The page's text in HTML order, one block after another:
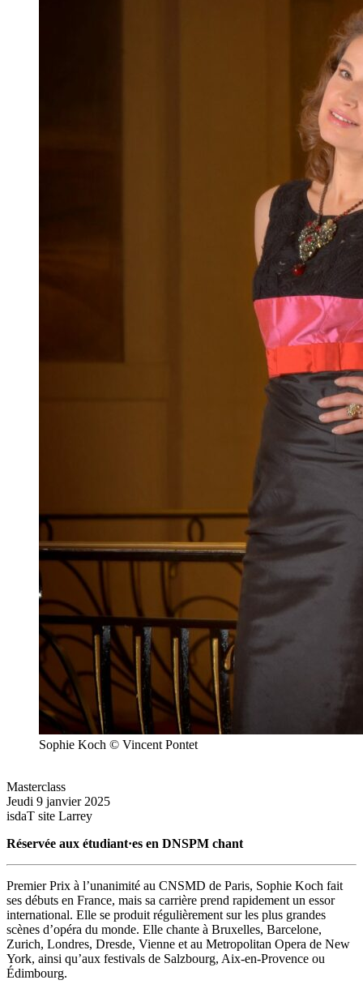
Sophie Koch © Vincent Pontet
Masterclass
Jeudi 9 janvier 2025
isdaT site Larrey
Réservée aux étudiant·es en DNSPM chant
Premier Prix à l’unanimité au CNSMD de Paris, Sophie Koch fait
ses débuts en France, mais sa carrière prend rapidement un essor
international. Elle se produit régulièrement sur les plus grandes
scènes d’opéra du monde. Elle chante à Bruxelles, Barcelone,
Zurich, Londres, Dresde, Vienne et au Metropolitan Opera de New
York, ainsi qu’aux festivals de Salzbourg, Aix-en-Provence ou
Édimbourg.